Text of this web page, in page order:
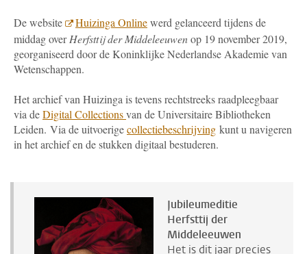
De website Huizinga Onlinewerd gelanceerd tijdens de
middag overHerfsttij der Middeleeuwenop 19 november 2019,
georganiseerd door de Koninklijke Nederlandse Akademie van
Wetenschappen.
Het archief van Huizinga is tevens rechtstreeks raadpleegbaar
via deDigital Collectionsvan de Universitaire Bibliotheken
Leiden. Via de uitvoerigecollectiebeschrijving kunt u navigeren
in het archief en de stukken digitaal bestuderen.
Jubileumeditie
Herfsttij der
Middeleeuwen
Het is dit jaar precies